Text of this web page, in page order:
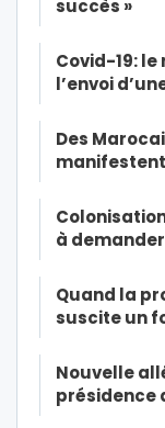
succès »
Covid-19:
l’envoi
Des
à
Quand la
suscite un
Nouvelle
présidence